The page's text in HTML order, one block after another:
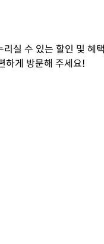
실 수 있는 할인 및
하게 방문해 주세요!